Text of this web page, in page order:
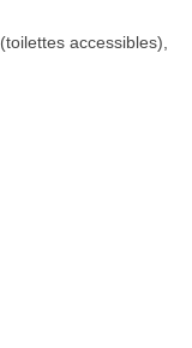
(toilettes accessibles)